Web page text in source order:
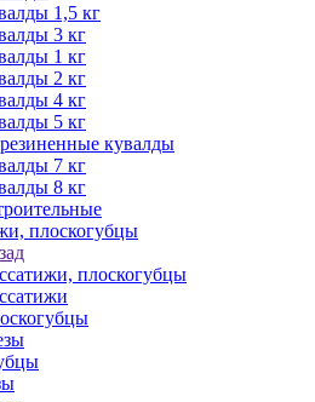
1,5 кг
3 кг
1 кг
2 кг
4 кг
5 кг
кувалды
7 кг
8 кг
плоскогубцы
плоскогубцы